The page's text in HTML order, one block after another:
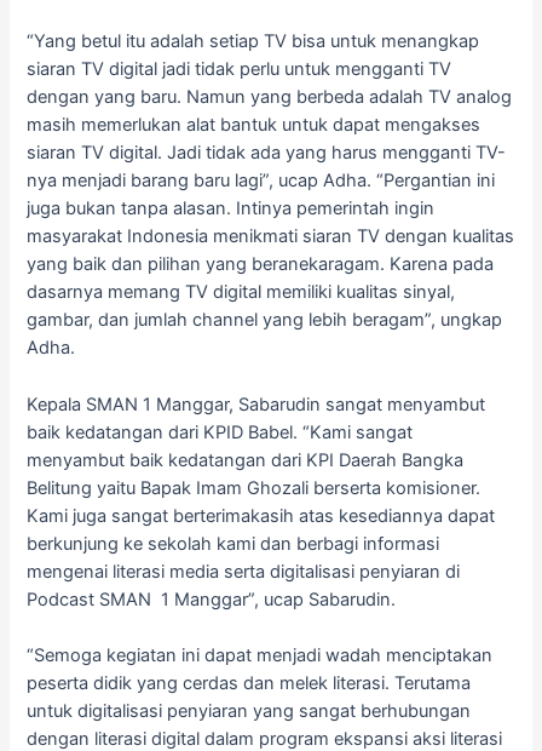
“Yang betul itu adalah setiap TV bisa untuk menangkap
siaran TV digital jadi tidak perlu untuk mengganti TV
dengan yang baru. Namun yang berbeda adalah TV analog
masih memerlukan alat bantuk untuk dapat mengakses
siaran TV digital. Jadi tidak ada yang harus mengganti TV-
nya menjadi barang baru lagi”, ucap Adha. “Pergantian ini
juga bukan tanpa alasan. Intinya pemerintah ingin
masyarakat Indonesia menikmati siaran TV dengan kualitas
yang baik dan pilihan yang beranekaragam. Karena pada
dasarnya memang TV digital memiliki kualitas sinyal,
gambar, dan jumlah channel yang lebih beragam”, ungkap
Adha.
Kepala SMAN 1 Manggar, Sabarudin sangat menyambut
baik kedatangan dari KPID Babel. “Kami sangat
menyambut baik kedatangan dari KPI Daerah Bangka
Belitung yaitu Bapak Imam Ghozali berserta komisioner.
Kami juga sangat berterimakasih atas kesediannya dapat
berkunjung ke sekolah kami dan berbagi informasi
mengenai literasi media serta digitalisasi penyiaran di
Podcast SMAN 1 Manggar”, ucap Sabarudin.
“Semoga kegiatan ini dapat menjadi wadah menciptakan
peserta didik yang cerdas dan melek literasi. Terutama
untuk digitalisasi penyiaran yang sangat berhubungan
dengan literasi digital dalam program ekspansi aksi literasi